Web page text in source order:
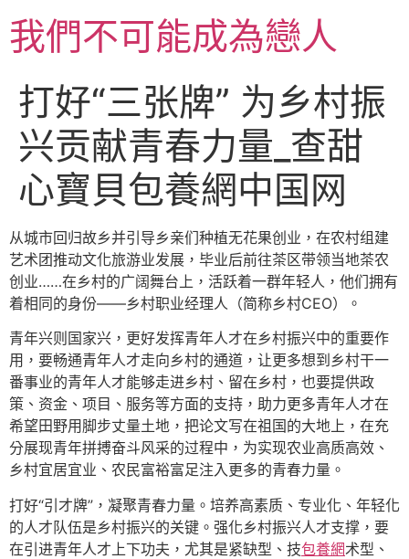
至
主我們不可能成為戀人
打好“三张牌” 为乡村振
兴贡献青春力量_查甜
心寶貝包養網中国网
从城市回归故乡并引导乡亲们种植无花果创业，在农村组建
艺术团推动文化旅游业发展，毕业后前往茶区带领当地茶农
创业……在乡村的广阔舞台上，活跃着一群年轻人，他们拥有
着相同的身份——乡村职业经理人（简称乡村CEO）。
青年兴则国家兴，更好发挥青年人才在乡村振兴中的重要作
用，要畅通青年人才走向乡村的通道，让更多想到乡村干一
番事业的青年人才能够走进乡村、留在乡村，也要提供政
策、资金、项目、服务等方面的支持，助力更多青年人才在
希望田野用脚步丈量土地，把论文写在祖国的大地上，在充
分展现青年拼搏奋斗风采的过程中，为实现农业高质高效、
乡村宜居宜业、农民富裕富足注入更多的青春力量。
打好“引才牌”，凝聚青春力量。培养高素质、专业化、年轻化
的人才队伍是乡村振兴的关键。强化乡村振兴人才支撑，要
在引进青年人才上下功夫，尤其是紧缺型、技包養網术型、